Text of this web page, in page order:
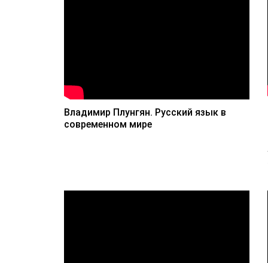
Владимир Плунгян. Русский язык в
современном мире